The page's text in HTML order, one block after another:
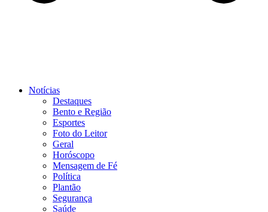
Notícias
Destaques
Bento e Região
Esportes
Foto do Leitor
Geral
Horóscopo
Mensagem de Fé
Política
Plantão
Segurança
Saúde